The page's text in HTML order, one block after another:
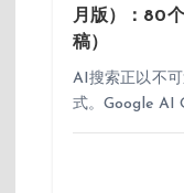
月版）：80
稿）
AI搜索正以不
式。Google AI